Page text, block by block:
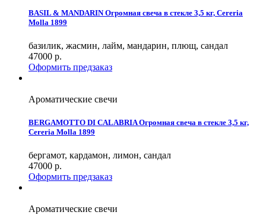
BASIL & MANDARIN Огромная свеча в стекле 3,5 кг, Cereria
Molla 1899
базилик, жасмин, лайм, мандарин, плющ, сандал
47000 р.
Оформить предзаказ
Ароматические свечи
BERGAMOTTO DI CALABRIA Огромная свеча в стекле 3,5 кг,
Cereria Molla 1899
бергамот, кардамон, лимон, сандал
47000 р.
Оформить предзаказ
Ароматические свечи